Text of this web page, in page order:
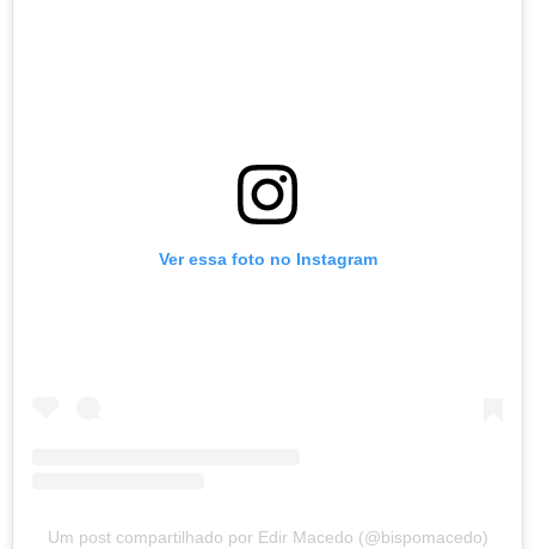
Ver essa foto no Instagram
Um post compartilhado por Edir Macedo (@bispomacedo)